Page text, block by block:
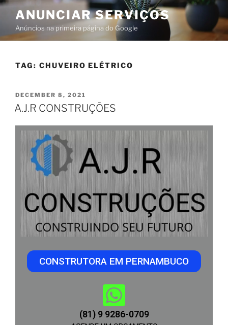
ANUNCIAR SERVIÇOS
Anúncios na primeira página do Google
TAG: CHUVEIRO ELÉTRICO
DECEMBER 8, 2021
A.J.R CONSTRUÇÕES
CONSTRUTORA EM PERNAMBUCO
(81) 9 9286-0709